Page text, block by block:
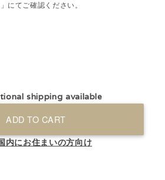
にてご確認ください。
shipping available
ADD TO CART
内にお住まいの方向け